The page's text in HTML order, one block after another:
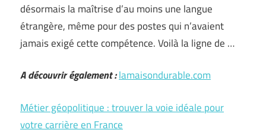
désormais la maîtrise d’au moins une langue
étrangère, même pour des postes qui n’avaient
jamais exigé cette compétence. Voilà la ligne de …
A découvrir également :lamaisondurable.com
Métier géopolitique : trouver la voie idéale pour
votre carrière en France